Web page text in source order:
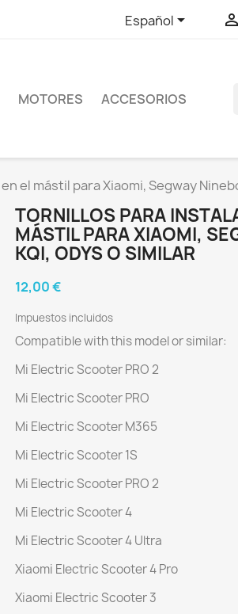
Español 
MOTORES ACCESORIOS
el mástil para Xiaomi, Segway
TORNILLOS PARA
MÁSTIL PARA XIAOMI,
KQI, ODYS O SIMILAR
12,00 €
Impuestos incluidos
Compatible with this model or similar:
Mi Electric Scooter PRO 2
Mi Electric Scooter PRO
Mi Electric Scooter M365
Mi Electric Scooter 1S
Mi Electric Scooter PRO 2
Mi Electric Scooter 4
Mi Electric Scooter 4 Ultra
Xiaomi Electric Scooter 4 Pro
Xiaomi Electric Scooter 3